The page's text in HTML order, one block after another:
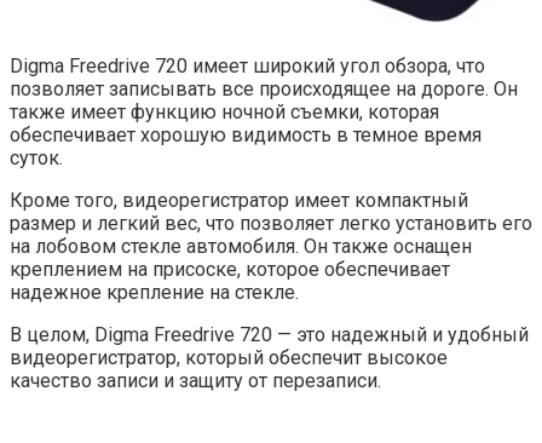
Digma Freedrive 720 имеет широкий угол обзора, что
позволяет записывать все происходящее на дороге. Он
также имеет функцию ночной съемки, которая
обеспечивает хорошую видимость в темное время
суток.
Кроме того, видеорегистратор имеет компактный
размер и легкий вес, что позволяет легко установить его
на лобовом стекле автомобиля. Он также оснащен
креплением на присоске, которое обеспечивает
надежное крепление на стекле.
В целом, Digma Freedrive 720 — это надежный и удобный
видеорегистратор, который обеспечит высокое
качество записи и защиту от перезаписи.